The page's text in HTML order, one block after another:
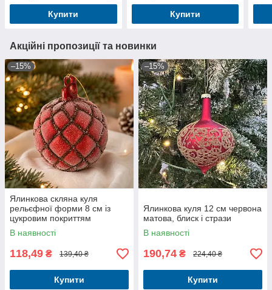
Купити Купити
Акційні пропозиції та новинки
–15%
Ялинкова скляна куля
рельєфної форми 8 см із
цукровим покриттям
червоний
В наявності
118,49 ₴ 139,40 ₴
Купити
–15%
Ялинкова куля 12 см червона
матова, блиск і стрази
В наявності
190,74 ₴ 224,40 ₴
Купити